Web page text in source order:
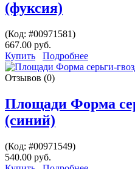
(фуксия)
(Код: #00971581)
667.00 руб.
Купить
Подробнее
Отзывов (0)
Площади Форма
(синий)
(Код: #00971549)
540.00 руб.